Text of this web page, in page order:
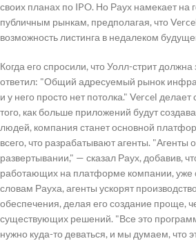
своих планах по IPO. Но Раух намекает на
публичным рынкам, предполагая, что
возможность листинга в недалеком
Когда его спросили, что Уолл-стрит должна
ответил: "Общий адресуемый рынок
и у него просто нет потолка." Vercel делает
того, как больше приложений будут
людей, компания станет основной
всего, что разрабатывают агенты. "Агенты
развертывании," — сказал Раух, добавив,
работающих на платформе компании, уже
словам Рауха, агенты ускорят
обеспечения, делая его создание проще,
существующих решений. "Все это
нужно куда-то деваться, и мы думаем, что